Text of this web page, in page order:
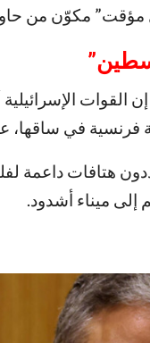
مؤقت” مكوّن من
”
القوات الإسرائيلية
فرنسية في ساقها،
هتافات داعمة
إلى ميناء أشدود.